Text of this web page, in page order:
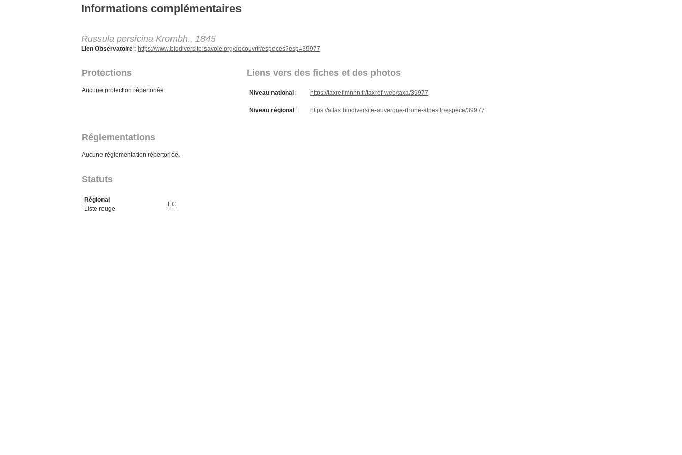
Informations complémentaires
Russula persicina Krombh., 1845
Lien Observatoire : https://www.biodiversite-savoie.org/decouvrir/especes?esp=39977
Protections Liens vers des fiches et des photos
Aucune protection répertoriée. Niveau national : https://taxref.mnhn.fr/taxref-web/taxa/39977
Niveau régional : https://atlas.biodiversite-auvergne-rhone-alpes.fr/espece/39977
Réglementations
Aucune réglementation répertoriée.
Statuts
Régional
Liste rouge
LC